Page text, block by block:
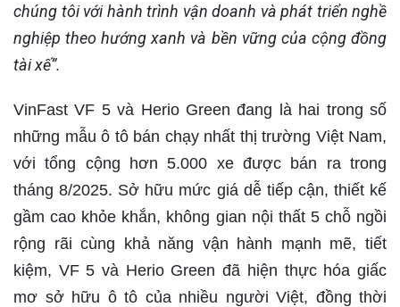
chúng tôi với hành trình vận doanh và phát triển nghề
nghiệp theo hướng xanh và bền vững của cộng đồng
tài xế”.
VinFast VF 5 và Herio Green đang là hai trong số
những mẫu ô tô bán chạy nhất thị trường Việt Nam,
với tổng cộng hơn 5.000 xe được bán ra trong
tháng 8/2025. Sở hữu mức giá dễ tiếp cận, thiết kế
gầm cao khỏe khắn, không gian nội thất 5 chỗ ngồi
rộng rãi cùng khả năng vận hành mạnh mẽ, tiết
kiệm, VF 5 và Herio Green đã hiện thực hóa giấc
mơ sở hữu ô tô của nhiều người Việt, đồng thời